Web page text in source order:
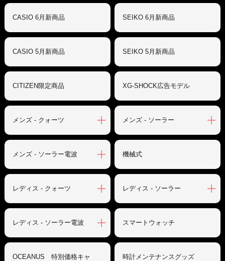
CASIO 6月新商品 SEIKO 6月新商品
CASIO 5月新商品 SEIKO 5月新商品
CITIZEN限定商品 XG-SHOCK広告モデル
メンズ - クォーツ メンズ - ソーラー
メンズ - ソーラー電波 機械式
レディス - クォーツ レディス - ソーラー
レディス - ソーラー電波 スマートウォッチ
OCEANUS 特別価格キャ
時計メンテナンスグッズ